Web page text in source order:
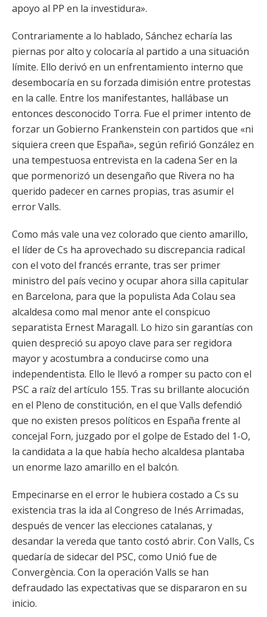
apoyo al PP en la investidura».
Contrariamente a lo hablado, Sánchez echaría las
piernas por alto y colocaría al partido a una situación
límite. Ello derivó en un enfrentamiento interno que
desembocaría en su forzada dimisión entre protestas
en la calle. Entre los manifestantes, hallábase un
entonces desconocido Torra. Fue el primer intento de
forzar un Gobierno Frankenstein con partidos que «ni
siquiera creen que España», según refirió González en
una tempestuosa entrevista en la cadena Ser en la
que pormenorizó un desengaño que Rivera no ha
querido padecer en carnes propias, tras asumir el
error Valls.
Como más vale una vez colorado que ciento amarillo,
el líder de Cs ha aprovechado su discrepancia radical
con el voto del francés errante, tras ser primer
ministro del país vecino y ocupar ahora silla capitular
en Barcelona, para que la populista Ada Colau sea
alcaldesa como mal menor ante el conspicuo
separatista Ernest Maragall. Lo hizo sin garantías con
quien despreció su apoyo clave para ser regidora
mayor y acostumbra a conducirse como una
independentista. Ello le llevó a romper su pacto con el
PSC a raíz del artículo 155. Tras su brillante alocución
en el Pleno de constitución, en el que Valls defendió
que no existen presos políticos en España frente al
concejal Forn, juzgado por el golpe de Estado del 1-O,
la candidata a la que había hecho alcaldesa plantaba
un enorme lazo amarillo en el balcón.
Empecinarse en el error le hubiera costado a Cs su
existencia tras la ida al Congreso de Inés Arrimadas,
después de vencer las elecciones catalanas, y
desandar la vereda que tanto costó abrir. Con Valls, Cs
quedaría de sidecar del PSC, como Unió fue de
Convergència. Con la operación Valls se han
defraudado las expectativas que se dispararon en su
inicio.